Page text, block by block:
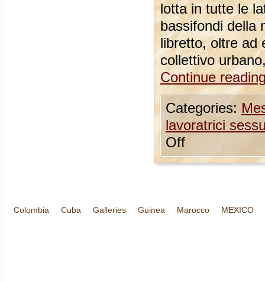
lotta in tutte le
bassifondi della
libretto, oltre ad
collettivo
Continue
Categories:
lavoratrici
Off
Colombia Cuba Galleries Guinea Marocco MEXICO